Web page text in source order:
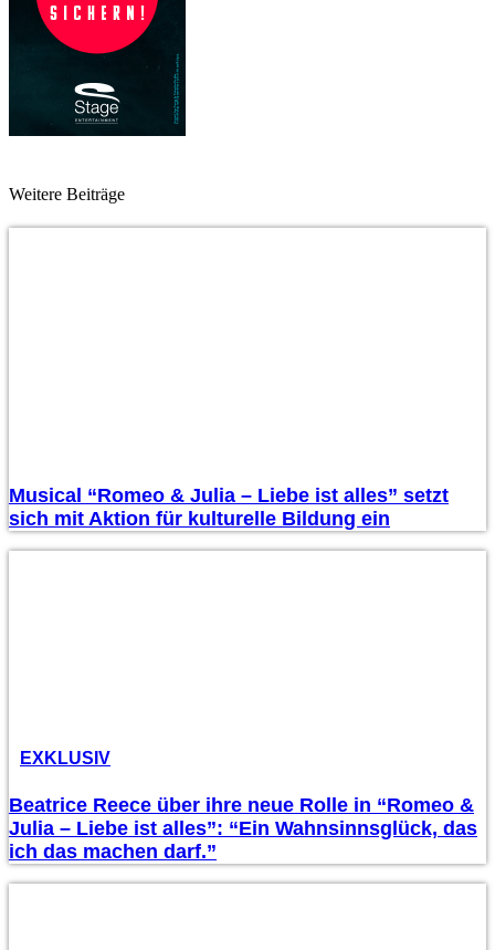
Weitere Beiträge
Musical “Romeo & Julia – Liebe ist alles” setzt
sich mit Aktion für kulturelle Bildung ein
EXKLUSIV
Beatrice Reece über ihre neue Rolle in “Romeo &
Julia – Liebe ist alles”: “Ein Wahnsinnsglück, das
ich das machen darf.”